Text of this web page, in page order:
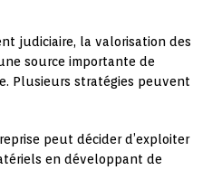
judiciaire, la valorisation des
source importante de
Plusieurs stratégies peuvent
peut décider d’exploiter
en développant de